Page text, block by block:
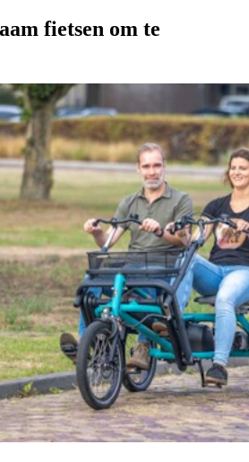
fietsen om te